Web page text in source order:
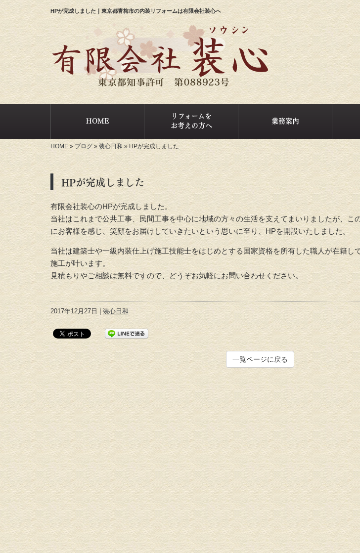
HPが完成しました｜東京都青梅市の内装リフォームは有限会社装心へ
HOME
リフォームを
お考えの方へ
業務案内
HOME»ブログ » 装心日和 » HPが完成しました
HPが完成しました
有限会社装心のHPが完成しました。
当社はこれまで公共工事、民間工事を中心に地域の方々の生活を支えてまいりましたが、こ
にお客様を感じ、笑顔をお届けしていきたいという思いに至り、HPを開設いたしました。
当社は建築士や一級内装仕上げ施工技能士をはじめとする国家資格を所有した職人が在籍し
施工が叶います。
見積もりやご相談は無料ですので、どうぞお気軽にお問い合わせください。
2017年12月27日 | 装心日和
一覧ページに戻る